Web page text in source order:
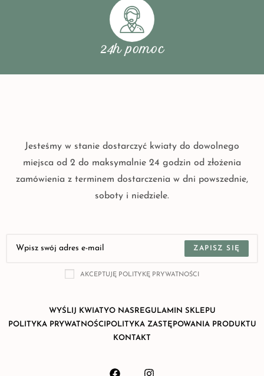
24h pomoc
Jesteśmy w stanie dostarczyć kwiaty do dowolnego
miejsca od 2 do maksymalnie 24 godzin od złożenia
zamówienia z terminem dostarczenia w dni powszednie,
soboty i niedziele.
ZAPISZ SIĘ
AKCEPTUJĘ POLITYKĘ PRYWATNOŚCI
WYŚLIJ KWIATYO NAS REGULAMIN SKLEPU
POLITYKA PRYWATNOŚCI POLITYKA ZASTĘPOWANIA PRODUKTU
KONTAKT